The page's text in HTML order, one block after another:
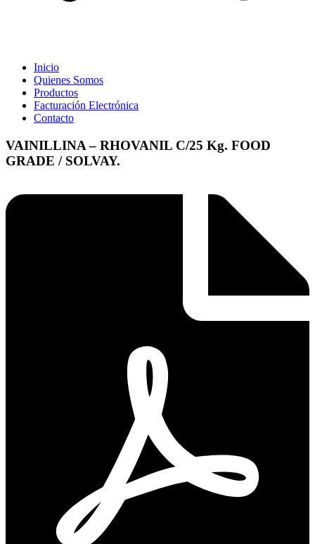
Inicio
Quienes Somos
Productos
Facturación Electrónica
Contacto
VAINILLINA – RHOVANIL C/25 Kg. FOOD
GRADE / SOLVAY.